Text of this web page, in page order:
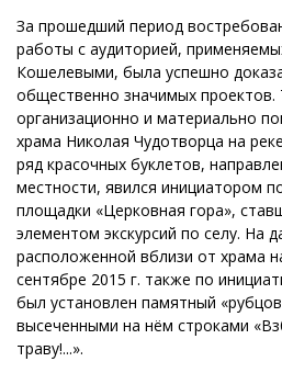
За прошедший период
работы с аудиторией,
Кошелевыми, была успешно
общественно значимых
организационно и материально
храма Николая Чудотворца на
ряд красочных буклетов,
местности, явился инициатором
площадки «Церковная гора»,
элементом экскурсий по селу. На
расположенной вблизи от храма
сентябре 2015 г. также по
был установлен памятный
высеченными на нём строками
траву!...».